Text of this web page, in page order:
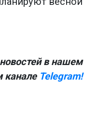
в нашем
канале Telegram!